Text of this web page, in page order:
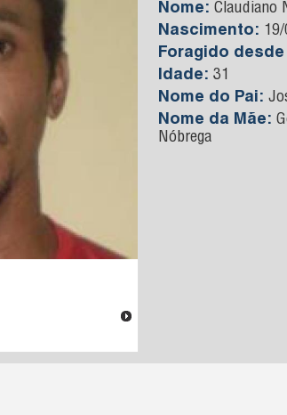
Nome: Claudiano
Nascimento:
Foragido desde
Idade: 31
Nome do Pai:
Nome da Mãe:
Nóbrega